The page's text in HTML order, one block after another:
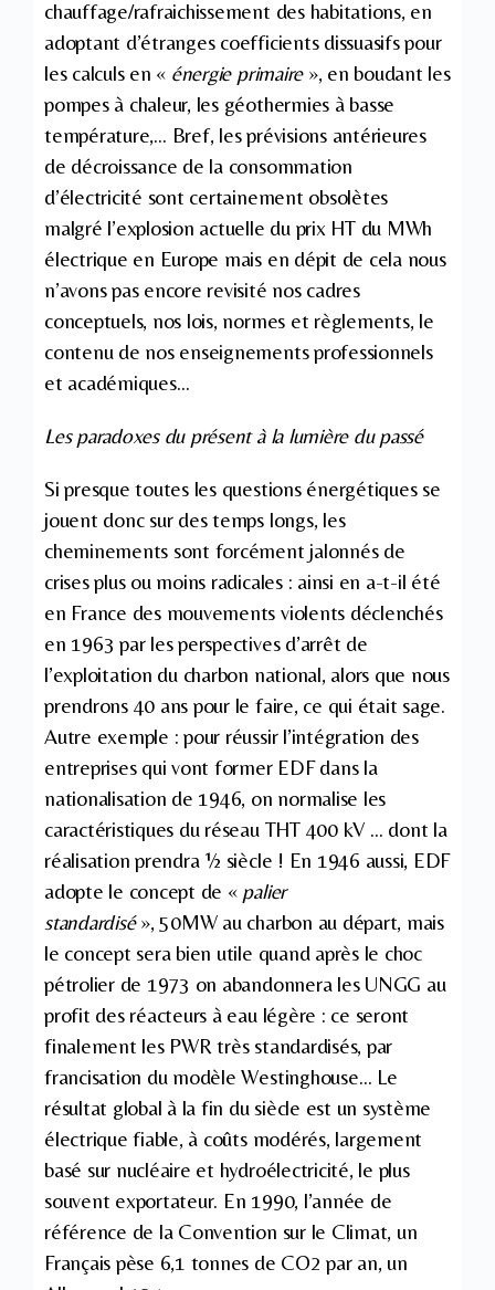
chauffage/rafraichissement des habitations, en
adoptant d’étranges coefficients dissuasifs pour
les calculs en « énergie primaire», en boudant les
pompes à chaleur, les géothermies à basse
température,… Bref, les prévisions antérieures
de décroissance de la consommation
d’électricité sont certainement obsolètes
malgré l’explosion actuelle du prix HT du MWh
électrique en Europe mais en dépit de cela nous
n’avons pas encore revisité nos cadres
conceptuels, nos lois, normes et règlements, le
contenu de nos enseignements professionnels
et académiques…
Les paradoxes du présent à la lumière du passé
Si presque toutes les questions énergétiques se
jouent donc sur des temps longs, les
cheminements sont forcément jalonnés de
crises plus ou moins radicales : ainsi en a-t-il été
en France des mouvements violents déclenchés
en 1963 par les perspectives d’arrêt de
l’exploitation du charbon national, alors que nous
prendrons 40 ans pour le faire, ce qui était sage.
Autre exemple : pour réussir l’intégration des
entreprises qui vont former EDF dans la
nationalisation de 1946, on normalise les
caractéristiques du réseau THT 400 kV … dont la
réalisation prendra ½ siècle ! En 1946 aussi, EDF
adopte le concept de « palier
standardisé», 50MW au charbon au départ, mais
le concept sera bien utile quand après le choc
pétrolier de 1973 on abandonnera les UNGG au
profit des réacteurs à eau légère : ce seront
finalement les PWR très standardisés, par
francisation du modèle Westinghouse… Le
résultat global à la fin du siècle est un système
électrique fiable, à coûts modérés, largement
basé sur nucléaire et hydroélectricité, le plus
souvent exportateur. En 1990, l’année de
référence de la Convention sur le Climat, un
Français pèse 6,1 tonnes de CO2 par an, un